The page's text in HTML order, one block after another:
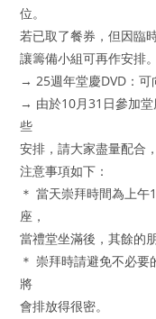
位。
若已取了餐券，但因臨
讓籌備小組可再作安排
→ 25週年堂慶DVD：可
→ 由於10月31日參加
些
安排，請大家盡量配合
注意事項如下：
＊ 當天崇拜時間為上
座，
當禮堂坐滿後，其餘的
＊ 崇拜時請避免不必
將
會排放得很密。